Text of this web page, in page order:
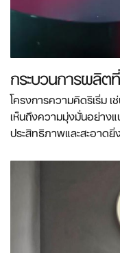
กระบวนการผลิต
โครงการความคิดริเริ่ม
เห็นถึงความมุ่งมั่นอย่าง
ประสิทธิภาพและสะอาด